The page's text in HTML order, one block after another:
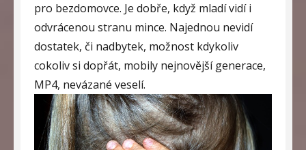
pro bezdomovce. Je dobře, když mladí vidí i
odvrácenou stranu mince. Najednou nevidí
dostatek, či nadbytek, možnost kdykoliv
cokoliv si dopřát, mobily nejnovější generace,
MP4, nevázané veselí.